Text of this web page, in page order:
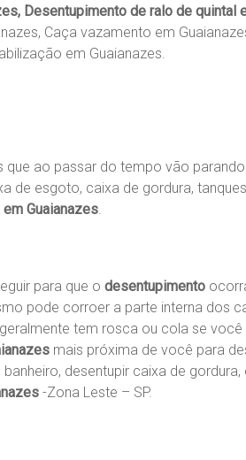
Desentupimento de ralo de quintal
Caça vazamento em
em Guaianazes.
ao passar do tempo vão
de esgoto, caixa de gordura,
Guaianazes.
para que o desentupimento
pode corroer a parte interna dos
tem rosca ou cola se
mais próxima de você para
desentupir caixa de
-Zona Leste – SP.